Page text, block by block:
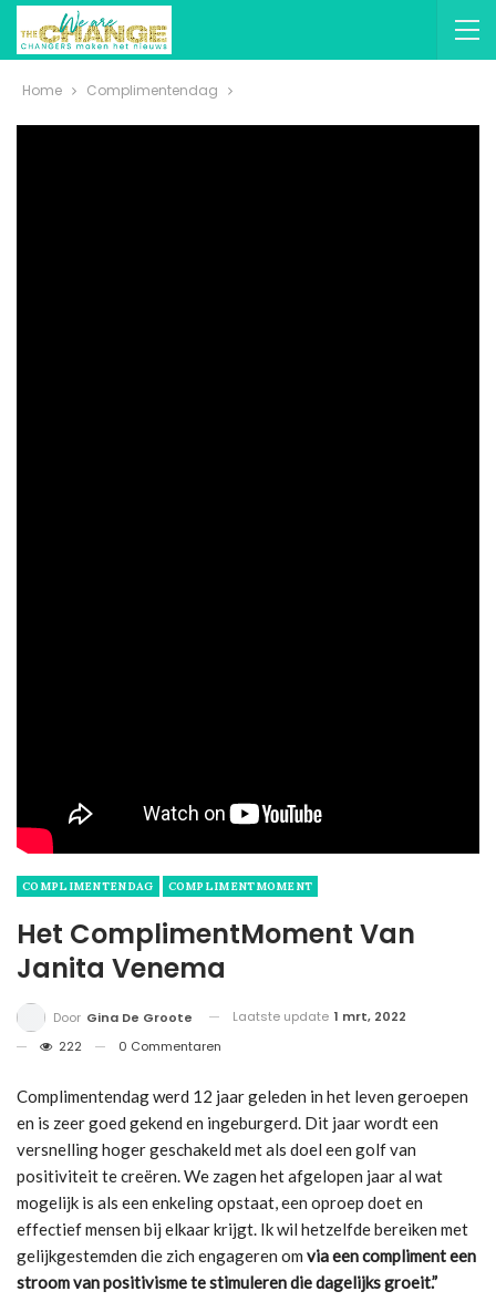
Home Complimentendag
COMPLIMENTENDAG COMPLIMENTMOMENT
Het ComplimentMoment Van
Janita Venema
Door Gina De Groote Laatste update 1 mrt, 2022
222
0 Commentaren
Complimentendag werd 12 jaar geleden in het leven geroepen
en is zeer goed gekend en ingeburgerd. Dit jaar wordt een
versnelling hoger geschakeld met als doel een golf van
positiviteit te creëren. We zagen het afgelopen jaar al wat
mogelijk is als een enkeling opstaat, een oproep doet en
effectief mensen bij elkaar krijgt. Ik wil hetzelfde bereiken met
gelijkgestemden die zich engageren om via een compliment een
stroom van positivisme te stimuleren die dagelijks groeit.”